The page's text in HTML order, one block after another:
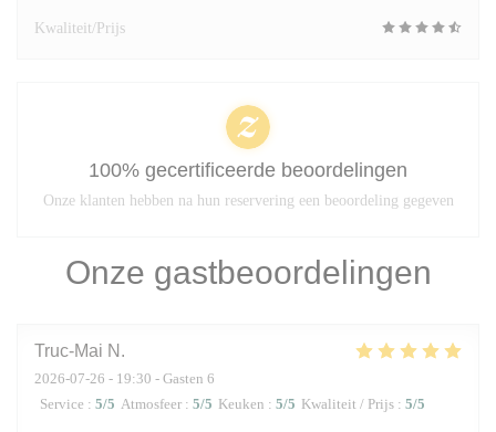
Onze gastbeoordelingen
Truc-Mai N
2026-07-26 - 19:30 - Gasten 6
Service : 5/5 Atmosfeer : 5/5 Keuken : 5/5 Kwaliteit / Prijs : 5/5
Kwaliteit/Prijs
100% gecertificeerde beoordelingen
Onze klanten hebben na hun reservering een beoordeling gegeven